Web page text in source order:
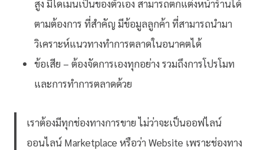
สูง มีโดเมนเป็นของตัวเอง สามารถตกแต่งหน้าร้านได้
ตามต้องการ ที่สำคัญ มีข้อมูลลูกค้า ที่สามารถนำมา
วิเคราะห์แนวทางทำการตลาดในอนาคตได้
ข้อเสีย – ต้องจัดการเองทุกอย่าง รวมถึงการโปรโมท
และการทำการตลาดด้วย
เราต้องมีทุกช่องทางการขาย ไม่ว่าจะเป็นออฟไลน์
ออนไลน์ Marketplace หรือว่า Website เพราะช่องทาง